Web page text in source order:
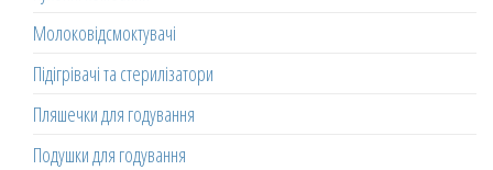
Молоковідсмоктувачі
Підігрівачі та стерилізатори
Пляшечки для годування
Подушки для годування